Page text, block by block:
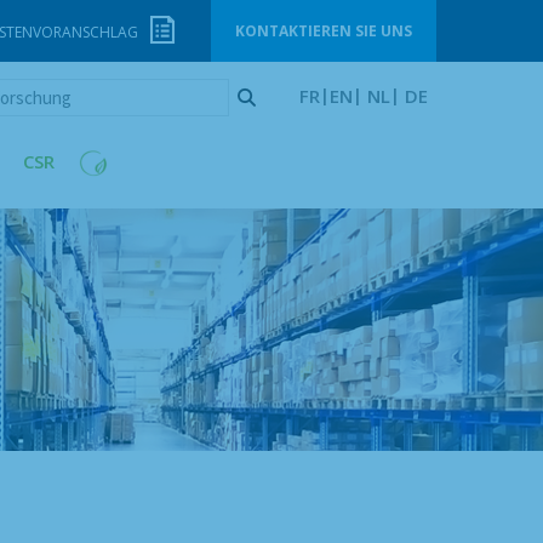
KONTAKTIEREN SIE UNS
CSR
FR EN NL DE